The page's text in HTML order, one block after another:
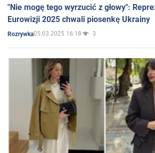
"Nie mogę tego wyrzucić z głowy":
Eurowizji 2025 chwali piosenkę Ukrainy
Rozrywka05.03.2025 16:18 3